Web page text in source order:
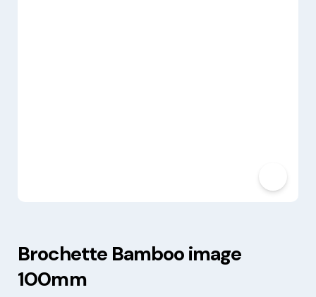
Brochette Bamboo image
100mm